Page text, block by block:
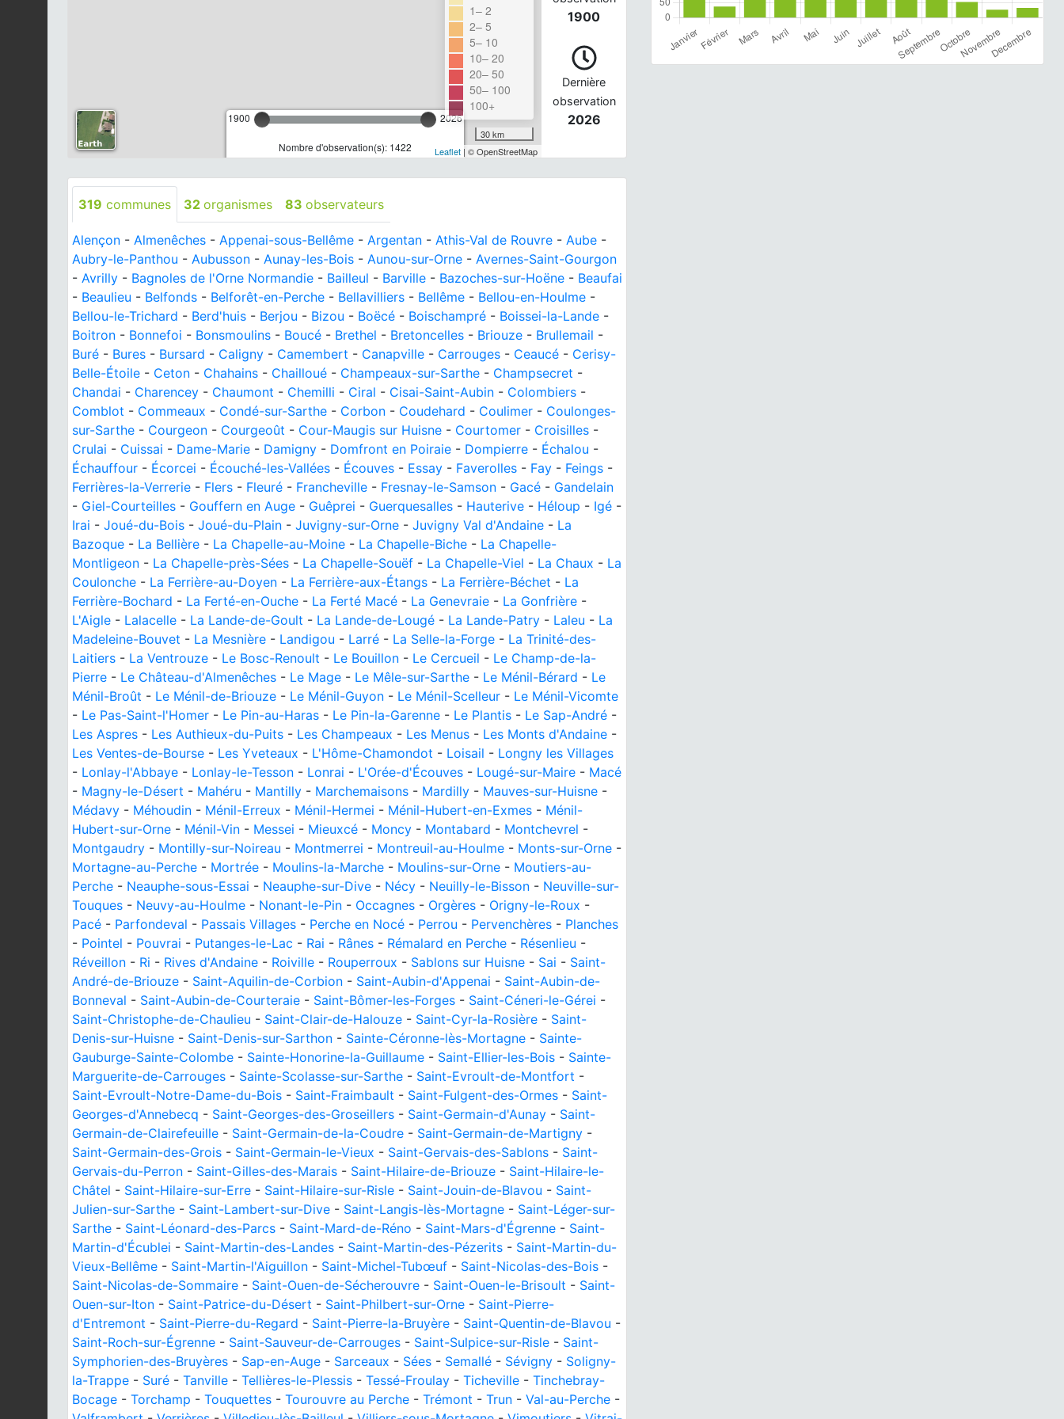
1900 2026
Nombre d'observation(s): 1422
1– 2
2– 5
5– 10
10– 20
20– 50
50– 100
100+
30 km
Leaflet| © OpenStreetMap
1900
Dernière
observation
2026
319 communes 32 organismes 83 observateurs
Alençon - Almenêches - Appenai-sous-Bellême - Argentan - Athis-Val de Rouvre - Aube -
Aubry-le-Panthou - Aubusson - Aunay-les-Bois - Aunou-sur-Orne - Avernes-Saint-Gourgon
- Avrilly - Bagnoles de l'Orne Normandie - Bailleul - Barville - Bazoches-sur-Hoëne - Beaufai
- Beaulieu - Belfonds - Belforêt-en-Perche - Bellavilliers - Bellême - Bellou-en-Houlme -
Bellou-le-Trichard - Berd'huis - Berjou - Bizou - Boëcé - Boischampré - Boissei-la-Lande -
Boitron - Bonnefoi - Bonsmoulins - Boucé - Brethel - Bretoncelles - Briouze - Brullemail -
Buré - Bures - Bursard - Caligny - Camembert - Canapville - Carrouges - Ceaucé - Cerisy-
Belle-Étoile - Ceton - Chahains - Chailloué - Champeaux-sur-Sarthe - Champsecret -
Chandai - Charencey - Chaumont - Chemilli - Ciral - Cisai-Saint-Aubin - Colombiers -
Comblot - Commeaux - Condé-sur-Sarthe - Corbon - Coudehard - Coulimer - Coulonges-
sur-Sarthe - Courgeon - Courgeoût - Cour-Maugis sur Huisne - Courtomer - Croisilles -
Crulai - Cuissai - Dame-Marie - Damigny - Domfront en Poiraie - Dompierre - Échalou -
Échauffour - Écorcei - Écouché-les-Vallées - Écouves - Essay - Faverolles - Fay - Feings -
Ferrières-la-Verrerie - Flers - Fleuré - Francheville - Fresnay-le-Samson - Gacé - Gandelain
- Giel-Courteilles - Gouffern en Auge - Guêprei - Guerquesalles - Hauterive - Héloup - Igé -
Irai - Joué-du-Bois - Joué-du-Plain - Juvigny-sur-Orne - Juvigny Val d'Andaine - La
Bazoque - La Bellière - La Chapelle-au-Moine - La Chapelle-Biche - La Chapelle-
Montligeon - La Chapelle-près-Sées - La Chapelle-Souëf - La Chapelle-Viel - La Chaux - La
Coulonche - La Ferrière-au-Doyen - La Ferrière-aux-Étangs - La Ferrière-Béchet - La
Ferrière-Bochard - La Ferté-en-Ouche - La Ferté Macé - La Genevraie - La Gonfrière -
L'Aigle - Lalacelle - La Lande-de-Goult - La Lande-de-Lougé - La Lande-Patry - Laleu - La
Madeleine-Bouvet - La Mesnière - Landigou - Larré - La Selle-la-Forge - La Trinité-des-
Laitiers - La Ventrouze - Le Bosc-Renoult - Le Bouillon - Le Cercueil - Le Champ-de-la-
Pierre - Le Château-d'Almenêches - Le Mage - Le Mêle-sur-Sarthe - Le Ménil-Bérard - Le
Ménil-Broût - Le Ménil-de-Briouze - Le Ménil-Guyon - Le Ménil-Scelleur - Le Ménil-Vicomte
- Le Pas-Saint-l'Homer - Le Pin-au-Haras - Le Pin-la-Garenne - Le Plantis - Le Sap-André -
Les Aspres - Les Authieux-du-Puits - Les Champeaux - Les Menus - Les Monts d'Andaine -
Les Ventes-de-Bourse - Les Yveteaux - L'Hôme-Chamondot - Loisail - Longny les Villages
- Lonlay-l'Abbaye - Lonlay-le-Tesson - Lonrai - L'Orée-d'Écouves - Lougé-sur-Maire - Macé
- Magny-le-Désert - Mahéru - Mantilly - Marchemaisons - Mardilly - Mauves-sur-Huisne -
Médavy - Méhoudin - Ménil-Erreux - Ménil-Hermei - Ménil-Hubert-en-Exmes - Ménil-
Hubert-sur-Orne - Ménil-Vin - Messei - Mieuxcé - Moncy - Montabard - Montchevrel -
Montgaudry - Montilly-sur-Noireau - Montmerrei - Montreuil-au-Houlme - Monts-sur-Orne -
Mortagne-au-Perche - Mortrée - Moulins-la-Marche - Moulins-sur-Orne - Moutiers-au-
Perche - Neauphe-sous-Essai - Neauphe-sur-Dive - Nécy - Neuilly-le-Bisson - Neuville-sur-
Touques - Neuvy-au-Houlme - Nonant-le-Pin - Occagnes - Orgères - Origny-le-Roux -
Pacé - Parfondeval - Passais Villages - Perche en Nocé - Perrou - Pervenchères - Planches
- Pointel - Pouvrai - Putanges-le-Lac - Rai - Rânes - Rémalard en Perche - Résenlieu -
Réveillon - Ri - Rives d'Andaine - Roiville - Rouperroux - Sablons sur Huisne - Sai - Saint-
André-de-Briouze - Saint-Aquilin-de-Corbion - Saint-Aubin-d'Appenai - Saint-Aubin-de-
Bonneval - Saint-Aubin-de-Courteraie - Saint-Bômer-les-Forges - Saint-Céneri-le-Gérei -
Saint-Christophe-de-Chaulieu - Saint-Clair-de-Halouze - Saint-Cyr-la-Rosière - Saint-
Denis-sur-Huisne - Saint-Denis-sur-Sarthon - Sainte-Céronne-lès-Mortagne - Sainte-
Gauburge-Sainte-Colombe - Sainte-Honorine-la-Guillaume - Saint-Ellier-les-Bois - Sainte-
Marguerite-de-Carrouges - Sainte-Scolasse-sur-Sarthe - Saint-Evroult-de-Montfort -
Saint-Evroult-Notre-Dame-du-Bois - Saint-Fraimbault - Saint-Fulgent-des-Ormes - Saint-
Georges-d'Annebecq - Saint-Georges-des-Groseillers - Saint-Germain-d'Aunay - Saint-
Germain-de-Clairefeuille - Saint-Germain-de-la-Coudre - Saint-Germain-de-Martigny -
Saint-Germain-des-Grois - Saint-Germain-le-Vieux - Saint-Gervais-des-Sablons - Saint-
Gervais-du-Perron - Saint-Gilles-des-Marais - Saint-Hilaire-de-Briouze - Saint-Hilaire-le-
Châtel - Saint-Hilaire-sur-Erre - Saint-Hilaire-sur-Risle - Saint-Jouin-de-Blavou - Saint-
Julien-sur-Sarthe - Saint-Lambert-sur-Dive - Saint-Langis-lès-Mortagne - Saint-Léger-sur-
Sarthe - Saint-Léonard-des-Parcs - Saint-Mard-de-Réno - Saint-Mars-d'Égrenne - Saint-
Martin-d'Écublei - Saint-Martin-des-Landes - Saint-Martin-des-Pézerits - Saint-Martin-du-
Vieux-Bellême - Saint-Martin-l'Aiguillon - Saint-Michel-Tubœuf - Saint-Nicolas-des-Bois -
Saint-Nicolas-de-Sommaire - Saint-Ouen-de-Sécherouvre - Saint-Ouen-le-Brisoult - Saint-
Ouen-sur-Iton - Saint-Patrice-du-Désert - Saint-Philbert-sur-Orne - Saint-Pierre-
d'Entremont - Saint-Pierre-du-Regard - Saint-Pierre-la-Bruyère - Saint-Quentin-de-Blavou -
Saint-Roch-sur-Égrenne - Saint-Sauveur-de-Carrouges - Saint-Sulpice-sur-Risle - Saint-
Symphorien-des-Bruyères - Sap-en-Auge - Sarceaux - Sées - Semallé - Sévigny - Soligny-
la-Trappe - Suré - Tanville - Tellières-le-Plessis - Tessé-Froulay - Ticheville - Tinchebray-
Bocage - Torchamp - Touquettes - Tourouvre au Perche - Trémont - Trun - Val-au-Perche -